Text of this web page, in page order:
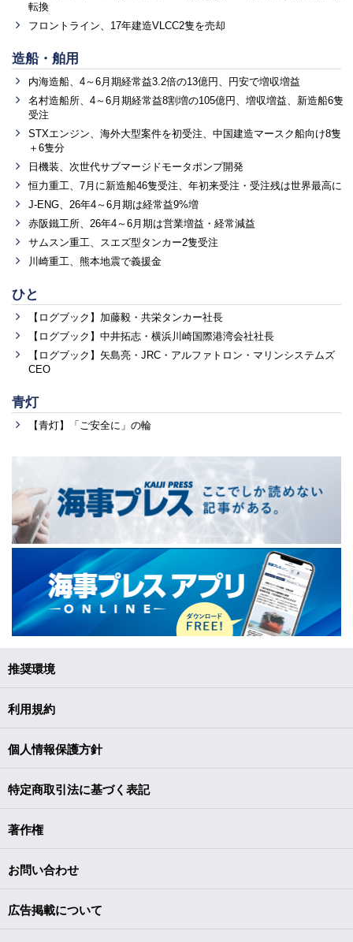
転換
フロントライン、17年建造VLCC2隻を売却
造船・舶用
内海造船、4～6月期経常益3.2倍の13億円、円安で増収増益
名村造船所、4～6月期経常益8割増の105億円、増収増益、新造船6隻
受注
STXエンジン、海外大型案件を初受注、中国建造マースク船向け8隻
＋6隻分
日機装、次世代サブマージドモータポンプ開発
恒力重工、7月に新造船46隻受注、年初来受注・受注残は世界最高に
J-ENG、26年4～6月期は経常益9%増
赤阪鐵工所、26年4～6月期は営業増益・経常減益
サムスン重工、スエズ型タンカー2隻受注
川崎重工、熊本地震で義援金
ひと
【ログブック】加藤毅・共栄タンカー社長
【ログブック】中井拓志・横浜川崎国際港湾会社社長
【ログブック】矢島亮・JRC・アルファトロン・マリンシステムズ
CEO
青灯
【青灯】「ご安全に」の輪
推奨環境
利用規約
個人情報保護方針
特定商取引法に基づく表記
著作権
お問い合わせ
広告掲載について